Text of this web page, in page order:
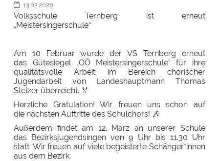
13.02.2026
Volksschule Ternberg ist erneut
„Meistersingerschule“
Am 10 Februar wurde der VS Ternberg erneut
das Gütesiegel „OÖ Meistersingerschule“ für ihre
qualitätsvolle Arbeit im Bereich chorischer
Jugendarbeit von Landeshauptmann Thomas
Stelzer überreicht. 🏅
Herzliche Gratulation! Wir freuen uns schon auf
die nächsten Auftritte des Schulchors! 🎶
Außerdem findet am 12. März an unserer Schule
das Bezirksjugendsingen von 9 Uhr bis 11.30 Uhr
statt. Wir freuen auf viele begeisterte Schänger*innen
aus dem Bezirk.